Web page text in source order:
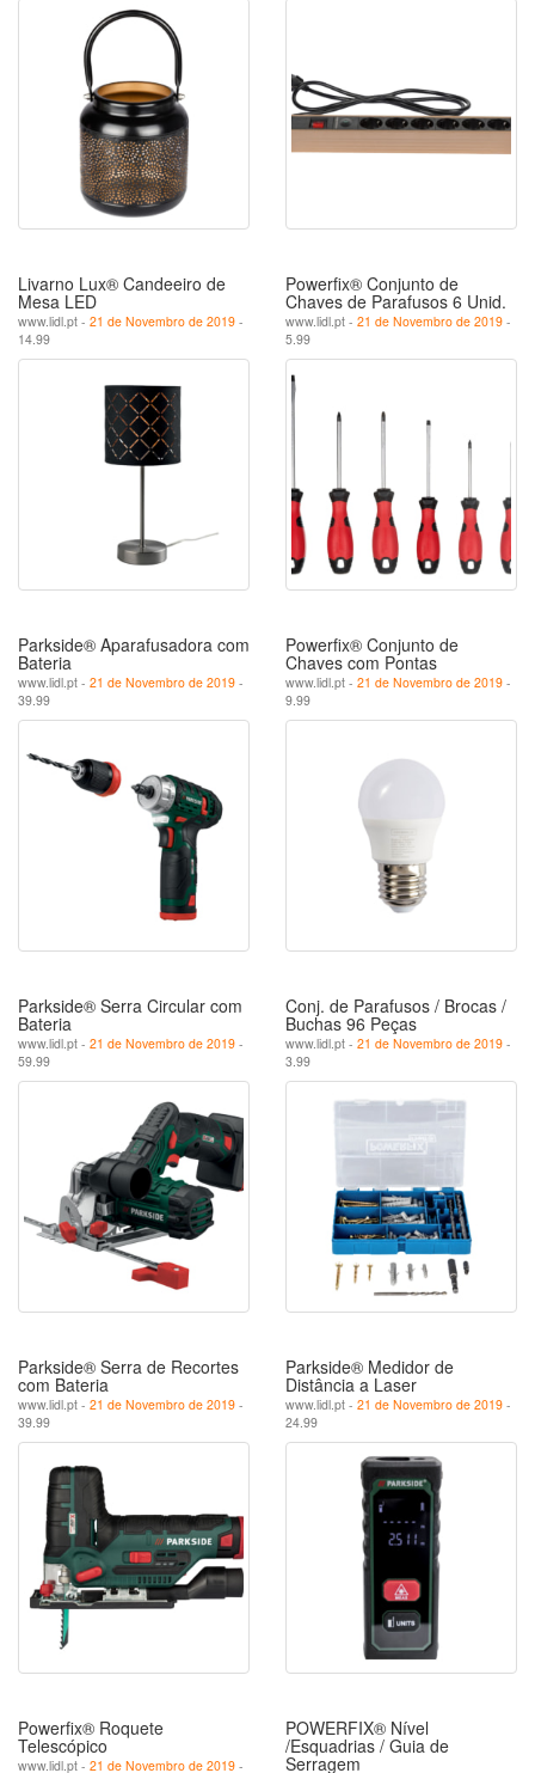
Livarno Lux® Candeeiro de
Mesa LED
www.lidl.pt - 21 de Novembro de 2019 -
14.99
Powerfix® Conjunto de
Chaves de Parafusos 6 Unid.
www.lidl.pt - 21 de Novembro de 2019 -
5.99
Parkside® Aparafusadora com
Bateria
www.lidl.pt - 21 de Novembro de 2019 -
39.99
Powerfix® Conjunto de
Chaves com Pontas
www.lidl.pt - 21 de Novembro de 2019 -
9.99
Parkside® Serra Circular com
Bateria
www.lidl.pt - 21 de Novembro de 2019 -
59.99
Conj. de Parafusos / Brocas /
Buchas 96 Peças
www.lidl.pt - 21 de Novembro de 2019 -
3.99
Parkside® Serra de Recortes
com Bateria
www.lidl.pt - 21 de Novembro de 2019 -
39.99
Parkside® Medidor de
Distância a Laser
www.lidl.pt - 21 de Novembro de 2019 -
24.99
Powerfix® Roquete
Telescópico
www.lidl.pt - 21 de Novembro de 2019 -
POWERFIX® Nível
/Esquadrias / Guia de
Serragem